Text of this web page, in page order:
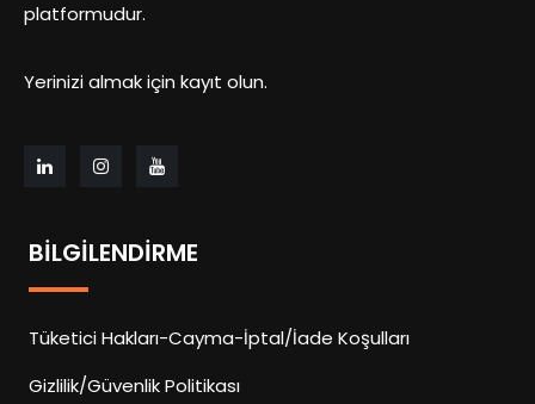
platformudur.
Yerinizi almak için kayıt olun.
BILGILENDIRME
Tüketici Hakları-Cayma-İptal/İade Koşulları
Gizlilik/Güvenlik Politikası